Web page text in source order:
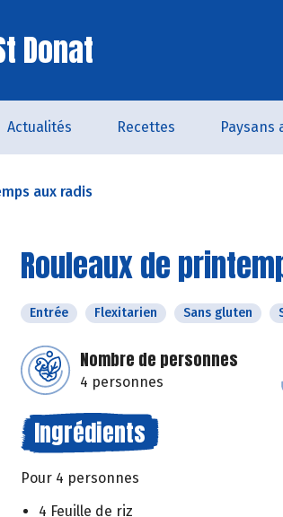
Donat
Actualités Recettes Paysans
aux radis
Rouleaux de
Entrée Flexitarien Sans gluten
Nombre de personnes
4 personnes
Ingrédients
Pour 4 personnes
4 Feuille de riz